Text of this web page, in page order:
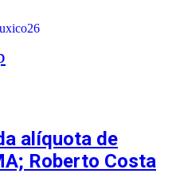
alíquota de
Roberto Costa